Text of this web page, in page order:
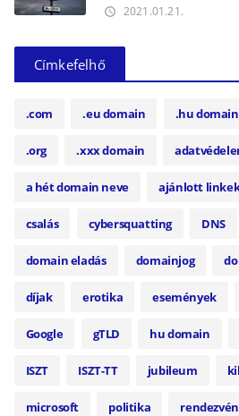
access_time 2021.01.21.
Címkefelhő
.com .eu domain .hu domain
.org .xxx domain
a hét domain neve ajánlott
csalás cybersquatting DNS
domain eladás domainjog
díjak erotika események
Google gTLD hu domain
ISZT ISZT-TT jubileum
microsoft politika